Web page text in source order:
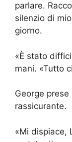
parlare.
silenzio di
giorno.
«È stato
mani. «Tutto
George
rassicurante.
«Mi dispiace,